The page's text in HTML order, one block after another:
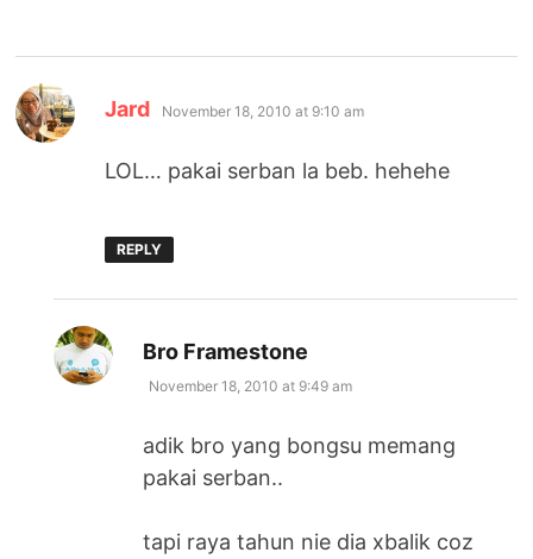
Jard says:
November 18, 2010 at 9:10 am
LOL… pakai serban la beb. hehehe
REPLY
Bro Framestone
November 18, 2010 at 9:49 am
adik bro yang bongsu memang
pakai serban..
tapi raya tahun nie dia xbalik coz